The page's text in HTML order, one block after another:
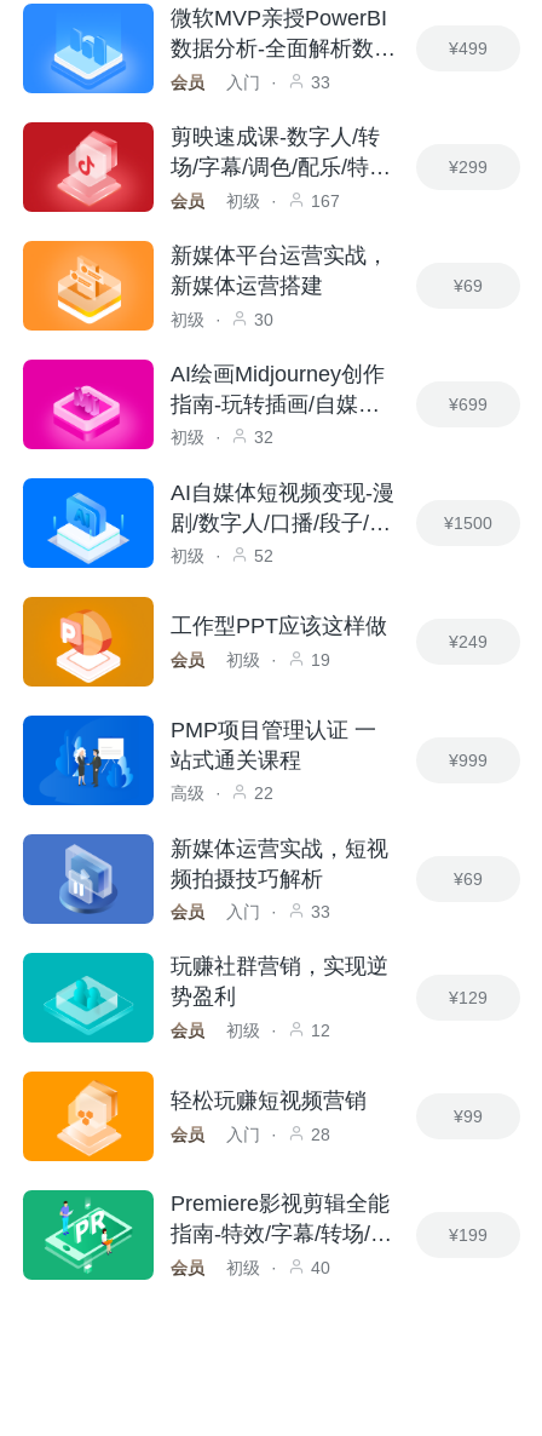
微软MVP亲授PowerBI
数据分析-全面解析数据
分析技巧
会员 入门 · 33
¥499
剪映速成课-数字人/转
场/字幕/调色/配乐/特效/
Vlog
会员 初级 · 167
¥299
新媒体平台运营实战，
新媒体运营搭建
初级 · 30
¥69
AI绘画Midjourney创作
指南-玩转插画/自媒体/
广告/副业
初级 · 32
¥699
AI自媒体短视频变现-漫
剧/数字人/口播/段子/绘
本/视频
初级 · 52
¥1500
工作型PPT应该这样做
会员 初级 · 19
¥249
PMP项目管理认证 一
站式通关课程
高级 · 22
¥999
新媒体运营实战，短视
频拍摄技巧解析
会员 入门 · 33
¥69
玩赚社群营销，实现逆
势盈利
会员 初级 · 12
¥129
轻松玩赚短视频营销
会员 入门 · 28
¥99
Premiere影视剪辑全能
指南-特效/字幕/转场/插
件/实操
会员 初级 · 40
¥199